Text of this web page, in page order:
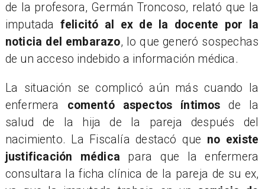
de la profesora, Germán Troncoso, relató que la
imputada felicitó al ex de la docente por la
noticia del embarazo, lo que generó sospechas
de un acceso indebido a información médica.
​La situación se complicó aún más cuando la
enfermera comentó aspectos íntimos de la
salud de la hija de la pareja después del
nacimiento. La Fiscalía destacó que no existe
justificación médica para que la enfermera
consultara la ficha clínica de la pareja de su ex,